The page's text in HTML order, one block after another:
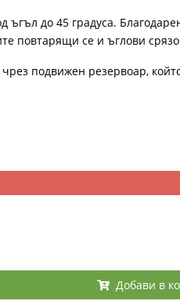
ъгъл до 45 градуса.
повтарящи се и ъглови
подвижен резервоар,
Добави в